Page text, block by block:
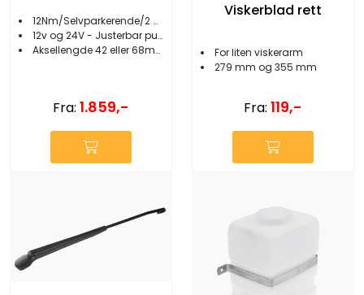
12Nm/Selvparkerende/2 hastigheter
12v og 24V - Justerbar pusservinkel
Aksellengde 42 eller 68mm
Fra: 1.859,-
Viskerblad rett
For liten viskerarm
279 mm og 355 mm
Fra: 119,-